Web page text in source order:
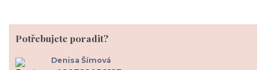
Potřebujete poradit?
Denisa Šímová